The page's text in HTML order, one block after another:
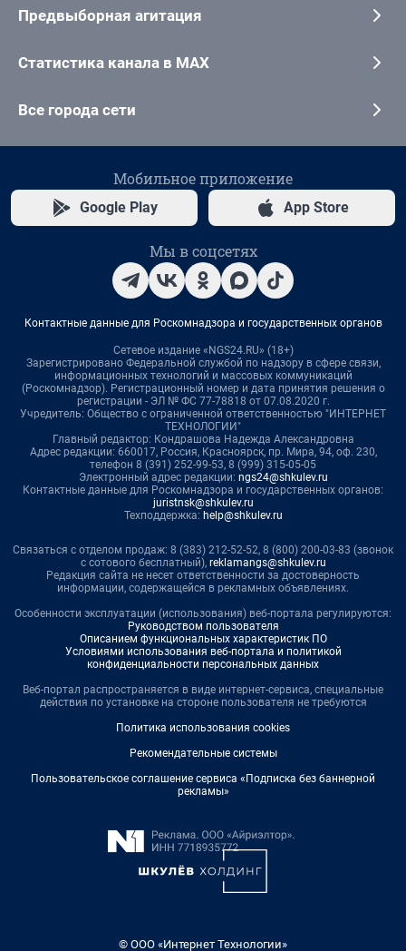
Предвыборная агитация
Статистика канала в MAX
Все города сети
Мобильное приложение
Google Play App Store
Мы в соцсетях
Контактные данные для Роскомнадзора и государственных органов
Сетевое издание «NGS24.RU» (18+)
Зарегистрировано Федеральной службой по надзору в сфере связи,
информационных технологий и массовых коммуникаций
(Роскомнадзор). Регистрационный номер и дата принятия решения о
регистрации - ЭЛ № ФС 77-78818 от 07.08.2020 г.
Учредитель: Общество с ограниченной ответственностью "ИНТЕРНЕТ
ТЕХНОЛОГИИ"
Главный редактор: Кондрашова Надежда Александровна
Адрес редакции: 660017, Россия, Красноярск, пр. Мира, 94, оф. 230,
телефон 8 (391) 252-99-53, 8 (999) 315-05-05
Электронный адрес редакции: ngs24@shkulev.ru
Контактные данные для Роскомнадзора и государственных органов:
juristnsk@shkulev.ru
Техподдержка: help@shkulev.ru
Связаться с отделом продаж: 8 (383) 212-52-52, 8 (800) 200-03-83 (звонок
с сотового бесплатный), reklamangs@shkulev.ru
Редакция сайта не несет ответственности за достоверность
информации, содержащейся в рекламных объявлениях.
Особенности эксплуатации (использования) веб-портала регулируются:
Руководством пользователя
Описанием функциональных характеристик ПО
Условиями использования веб-портала и политикой
конфиденциальности персональных данных
Веб-портал распространяется в виде интернет-сервиса, специальные
действия по установке на стороне пользователя не требуются
Политика использования cookies
Рекомендательные системы
Пользовательское соглашение сервиса «Подписка без баннерной
рекламы»
© ООО «Интернет Технологии»